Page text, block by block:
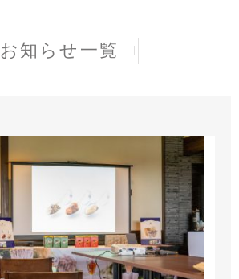
お知らせ一覧